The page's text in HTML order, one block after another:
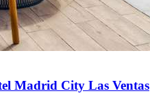
Madrid City Las Ventas